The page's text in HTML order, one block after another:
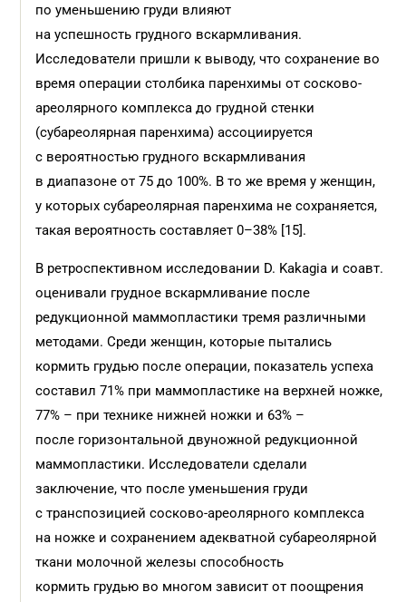
по уменьшению груди влияют
на успешность грудного вскармливания.
Исследователи пришли к выводу, что сохранение во
время операции столбика паренхимы от сосково-
ареолярного комплекса до грудной стенки
(субареолярная паренхима) ассоциируется
с вероятностью грудного вскармливания
в диапазоне от 75 до 100%. В то же время у женщин,
у которых субареолярная паренхима не сохраняется,
такая вероятность составляет 0–38% [15].
В ретроспективном исследовании D. Kakagia и соавт.
оценивали грудное вскармливание после
редукционной маммопластики тремя различными
методами. Среди женщин, которые пытались
кормить грудью после операции, показатель успеха
составил 71% при маммопластике на верхней ножке,
77% – при технике нижней ножки и 63% –
после горизонтальной двуножной редукционной
маммопластики. Исследователи сделали
заключение, что после уменьшения груди
с транспозицией сосково-ареолярного комплекса
на ножке и сохранением адекватной субареолярной
ткани молочной железы способность
кормить грудью во многом зависит от поощрения